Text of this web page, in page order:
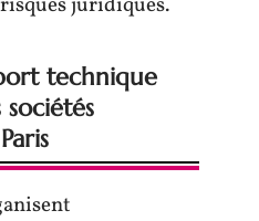
technique